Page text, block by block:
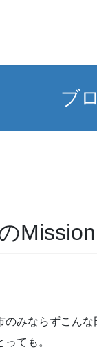
ブ
みならずこん
ても。